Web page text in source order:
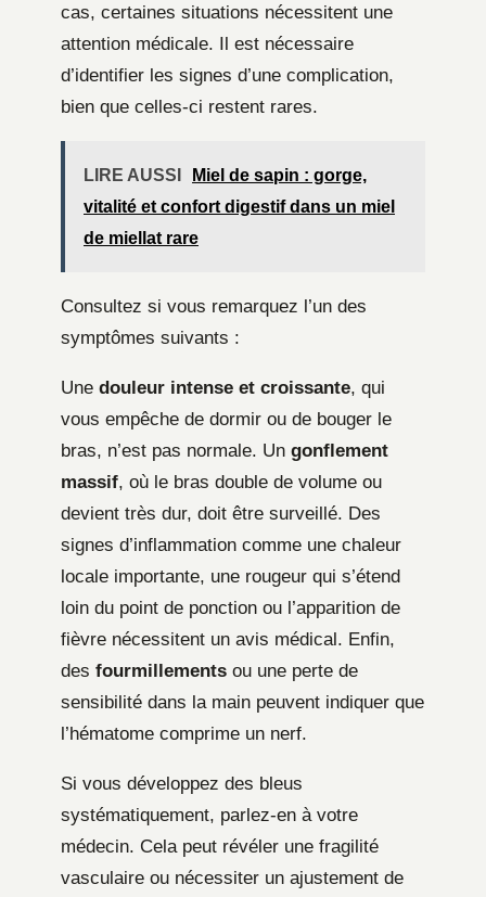
cas, certaines situations nécessitent une
attention médicale. Il est nécessaire
d’identifier les signes d’une complication,
bien que celles-ci restent rares.
LIRE AUSSI
Miel de sapin : gorge,
vitalité et confort digestif dans un miel
de miellat rare
Consultez si vous remarquez l’un des
symptômes suivants :
Une douleur intense et croissante, qui
vous empêche de dormir ou de bouger le
bras, n’est pas normale. Un gonflement
massif, où le bras double de volume ou
devient très dur, doit être surveillé. Des
signes d’inflammation comme une chaleur
locale importante, une rougeur qui s’étend
loin du point de ponction ou l’apparition de
fièvre nécessitent un avis médical. Enfin,
des fourmillements ou une perte de
sensibilité dans la main peuvent indiquer que
l’hématome comprime un nerf.
Si vous développez des bleus
systématiquement, parlez-en à votre
médecin. Cela peut révéler une fragilité
vasculaire ou nécessiter un ajustement de